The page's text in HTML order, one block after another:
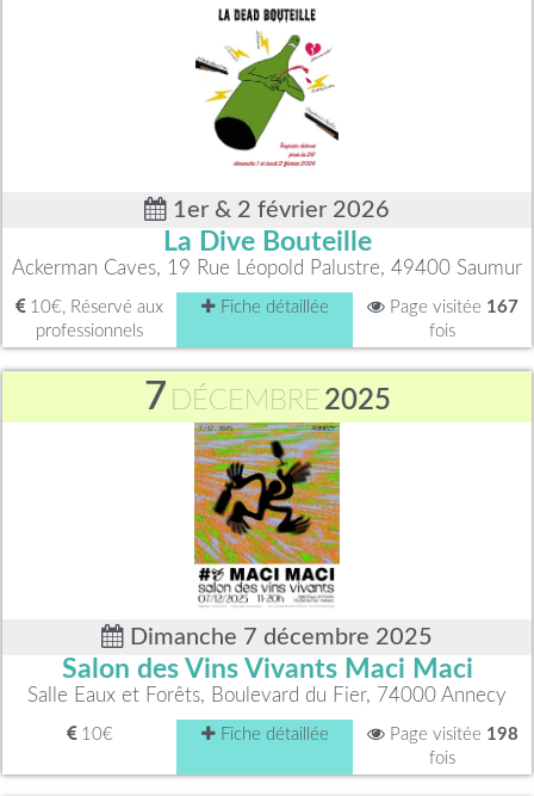
1er & 2 février 2026
La Dive Bouteille
Ackerman Caves, 19 Rue Léopold Palustre, 49400 Saumur
10€, Réservé aux
professionnels
Fiche détaillée Page visitée 167
fois
7 DÉCEMBRE 2025
Dimanche 7 décembre 2025
Salon des Vins Vivants Maci Maci
Salle Eaux et Forêts, Boulevard du Fier, 74000 Annecy
10€ Fiche détaillée Page visitée 198
fois